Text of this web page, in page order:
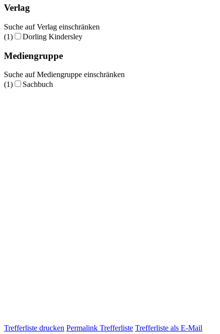
Verlag
Suche auf Verlag einschränken
(1)
Dorling Kindersley
Mediengruppe
Suche auf Mediengruppe einschränken
(1)
Sachbuch
Trefferliste drucken Permalink Trefferliste Trefferliste als E-Mail